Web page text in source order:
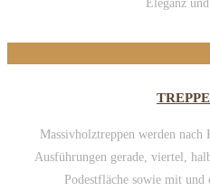
Eleganz
Massivholztreppen werden nach
Ausführungen gerade, viertel,
Podestfläche sowie mit und